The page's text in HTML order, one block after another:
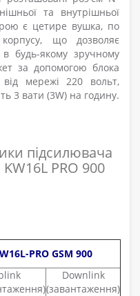
та внутрішньої
є цетире вушка, по
що дозволяє
будь-якому зручному
за допомогою блока
мережі 220 вольт,
3 вати (3W) на годину.
підсилювача
PRO 900
PRO GSM 900
Downlink
(завантаження)